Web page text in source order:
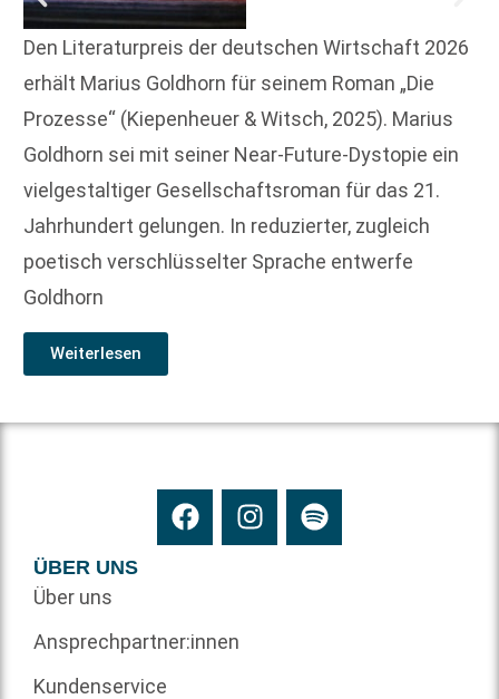
Den Literaturpreis der deutschen Wirtschaft 2026
erhält Marius Goldhorn für seinem Roman „Die
Prozesse“ (Kiepenheuer & Witsch, 2025). Marius
Goldhorn sei mit seiner Near-Future-Dystopie ein
vielgestaltiger Gesellschaftsroman für das 21.
Jahrhundert gelungen. In reduzierter, zugleich
poetisch verschlüsselter Sprache entwerfe
Goldhorn
Weiterlesen
ÜBER UNS
Über uns
Ansprechpartner:innen
Kundenservice